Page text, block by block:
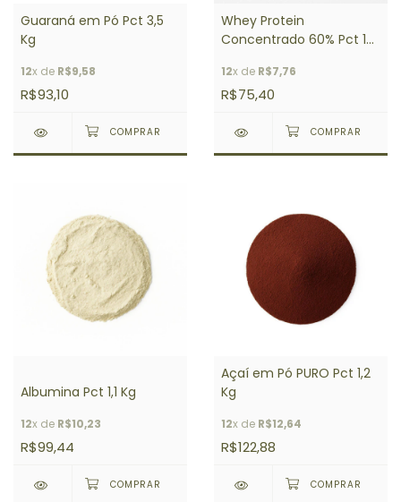
Guaraná em Pó Pct 3,5
Kg
12x de R$9,58
R$93,10
Whey Protein
Concentrado 60% Pct 1
12x de R$7,76
R$75,40
Albumina Pct 1,1 Kg
12x de R$10,23
R$99,44
Açaí em Pó PURO Pct 1,2
Kg
12x de R$12,64
R$122,88